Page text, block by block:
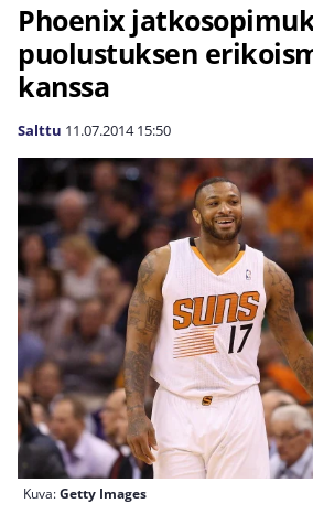
Phoenix
puolustuksen
kanssa
Salttu 11.07.2014 15:50
Kuva:Getty Images